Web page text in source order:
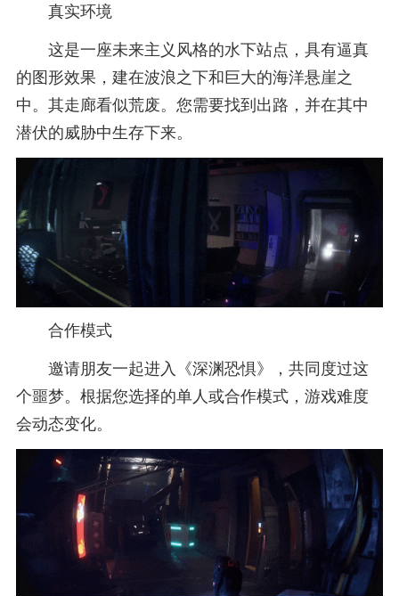
真实环境
这是一座未来主义风格的水下站点，具有逼真
的图形效果，建在波浪之下和巨大的海洋悬崖之
中。其走廊看似荒废。您需要找到出路，并在其中
潜伏的威胁中生存下来。
合作模式
邀请朋友一起进入《深渊恐惧》，共同度过这
个噩梦。根据您选择的单人或合作模式，游戏难度
会动态变化。